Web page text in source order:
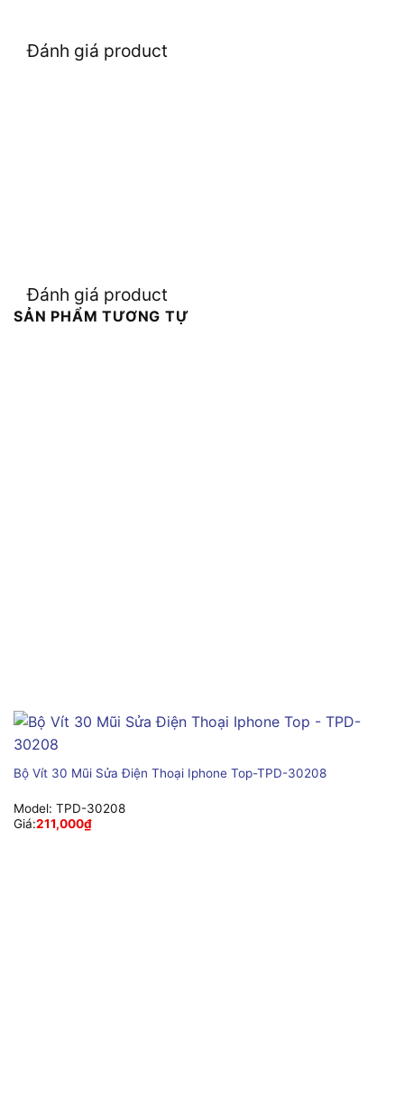
Đánh giá product
Đánh giá product
SẢN PHẨM TƯƠNG TỰ
Bộ Vít 30 Mũi Sửa Điện Thoại Iphone Top-TPD-30208
Model: TPD-30208
Giá:211,000₫